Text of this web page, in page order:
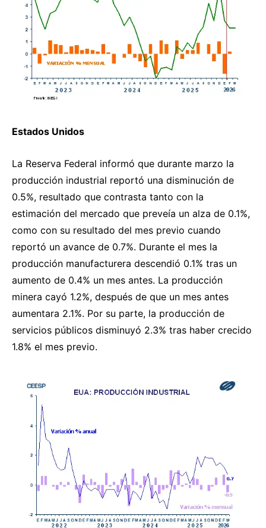
Estados Unidos
La Reserva Federal informó que durante marzo la
producción industrial reportó una disminución de
0.5%, resultado que contrasta tanto con la
estimación del mercado que preveía un alza de 0.1%,
como con su resultado del mes previo cuando
reportó un avance de 0.7%. Durante el mes la
producción manufacturera descendió 0.1% tras un
aumento de 0.4% un mes antes. La producción
minera cayó 1.2%, después de que un mes antes
aumentara 2.1%. Por su parte, la producción de
servicios públicos disminuyó 2.3% tras haber crecido
1.8% el mes previo.